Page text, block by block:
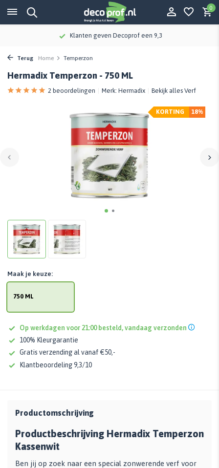
0
Klanten geven Decoprof een 9,3
Terug Home Temperzon
Hermadix Temperzon - 750 ML
2 beoordelingen Merk: Hermadix Bekijk alles Verf
18%
KORTING
750 ML
Maak je keuze:
Op werkdagen voor 21:00 besteld, vandaag verzonden
100% Kleurgarantie
Gratis verzending al vanaf €50,-
Klantbeoordeling 9,3/10
Productomschrijving
Productbeschrijving Hermadix Temperzon
Kassenwit
Ben jij op zoek naar een special zonwerende verf voor